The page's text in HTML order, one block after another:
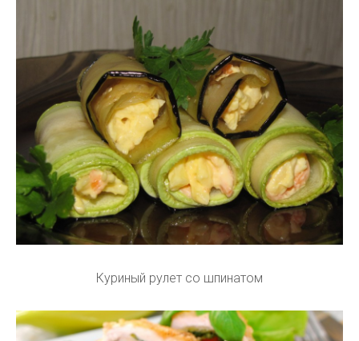
Куриный рулет со шпинатом